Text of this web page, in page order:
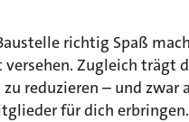
richtig Spaß
Zugleich trägt
reduzieren – und zwar
für dich erbringen.